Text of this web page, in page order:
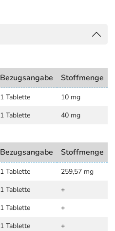
Bezugsangabe Stoffmenge
1 Tablette
10 mg
1 Tablette
40 mg
Bezugsangabe Stoffmenge
1 Tablette
259,57 mg
1 Tablette
+
1 Tablette
+
1 Tablette
+